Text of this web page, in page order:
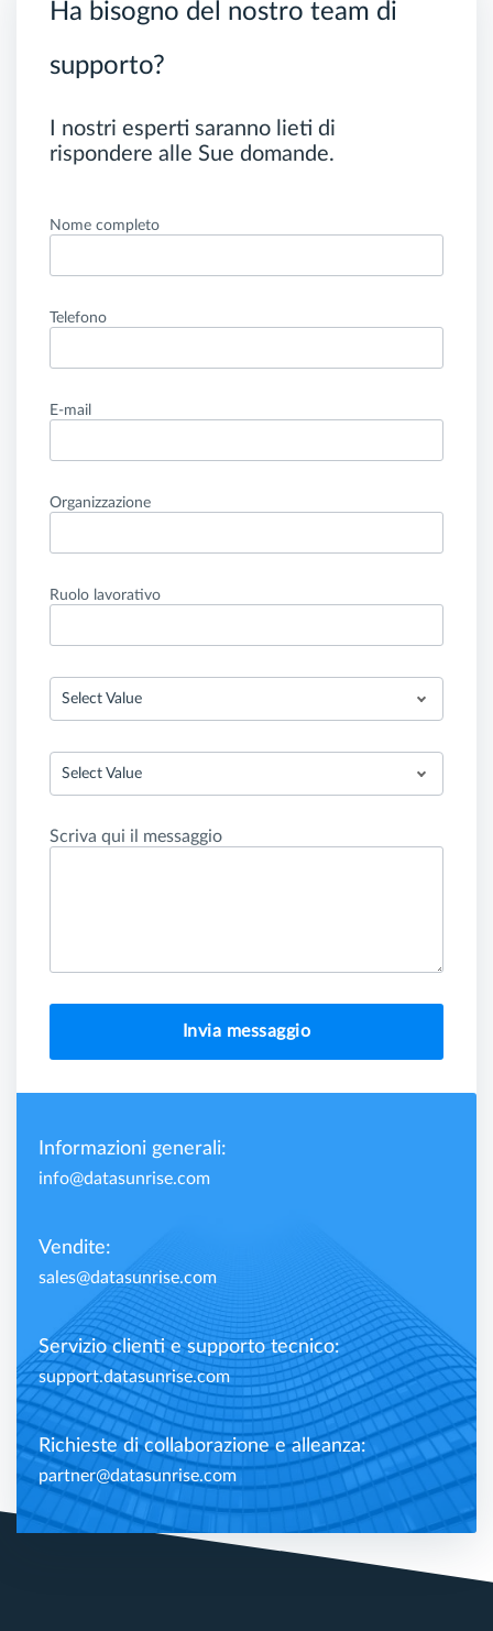
Ha bisogno del nostro team di
supporto?
I nostri esperti saranno lieti di
rispondere alle Sue domande.
Nome completo
Telefono
E-mail
Organizzazione
Ruolo lavorativo
Select Value
Select Value
Scriva qui il messaggio
Invia messaggio
Informazioni generali:
info@datasunrise.com
Vendite:
sales@datasunrise.com
Servizio clienti e supporto tecnico:
support.datasunrise.com
Richieste di collaborazione e alleanza:
partner@datasunrise.com